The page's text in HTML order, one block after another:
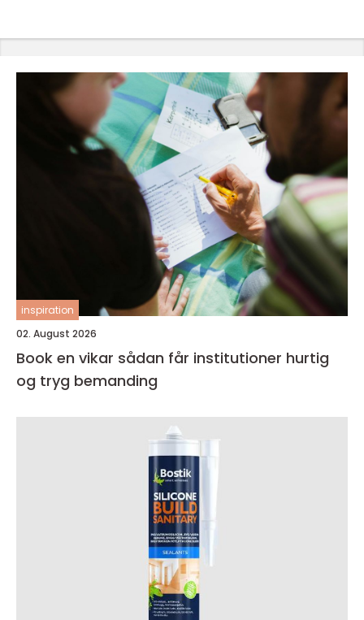
inspiration
02. August 2026
Book en vikar sådan får institutioner hurtig
og tryg bemanding